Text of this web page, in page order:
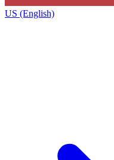
US (English)